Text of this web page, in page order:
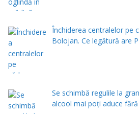
Închiderea centralelor pe
Bolojan. Ce legătură are
Se schimbă regulile la
alcool mai poți aduce